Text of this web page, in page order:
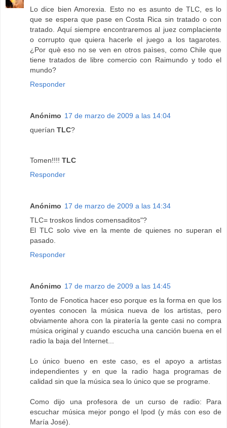
Lo dice bien Amorexia. Esto no es asunto de TLC, es lo
que se espera que pase en Costa Rica sin tratado o con
tratado. Aquí siempre encontraremos al juez complaciente
o corrupto que quiera hacerle el juego a los tagarotes.
¿Por què eso no se ven en otros paìses, como Chile que
tiene tratados de libre comercio con Raimundo y todo el
mundo?
Responder
Anónimo 17 de marzo de 2009 a las 14:04
querían TLC?
Tomen!!!! TLC
Responder
Anónimo 17 de marzo de 2009 a las 14:34
TLC= troskos lindos comensaditos"?
El TLC solo vive en la mente de quienes no superan el
pasado.
Responder
Anónimo 17 de marzo de 2009 a las 14:45
Tonto de Fonotica hacer eso porque es la forma en que los
oyentes conocen la música nueva de los artistas, pero
obviamente ahora con la piratería la gente casi no compra
música original y cuando escucha una canción buena en el
radio la baja del Internet...
Lo único bueno en este caso, es el apoyo a artistas
independientes y en que la radio haga programas de
calidad sin que la música sea lo único que se programe.
Como dijo una profesora de un curso de radio: Para
escuchar música mejor pongo el Ipod (y más con eso de
María José).